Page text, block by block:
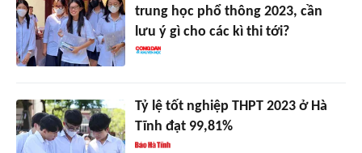
trung học phổ thông 2023, cần
lưu ý gì cho các kì thi tới?
Tỷ lệ tốt nghiệp THPT 2023 ở Hà
Tĩnh đạt 99,81%